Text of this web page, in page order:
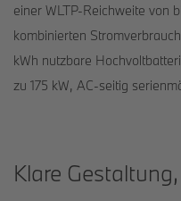
einer WLTP-Reichweite von
kombinierten
kWh nutzbare
zu 175 kW, AC-seitig
Klare